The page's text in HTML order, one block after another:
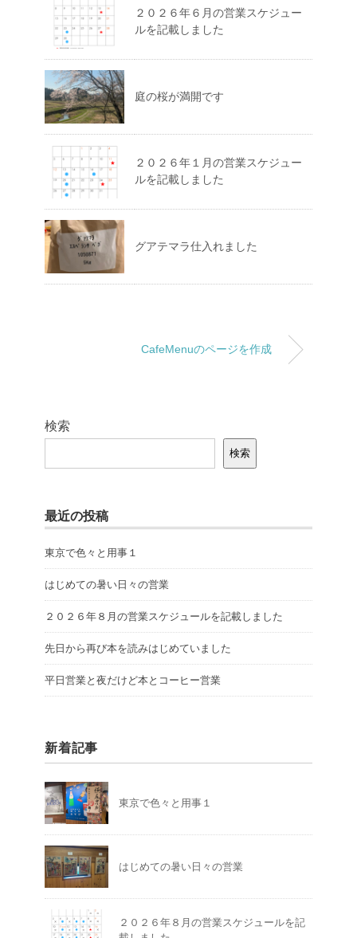
２０２６年６月の営業スケジュー
ルを記載しました
庭の桜が満開です
２０２６年１月の営業スケジュー
ルを記載しました
グアテマラ仕入れました
CafeMenuのページを作成
検索
検索
最近の投稿
東京で色々と用事１
はじめての暑い日々の営業
２０２６年８月の営業スケジュールを記載しました
先日から再び本を読みはじめていました
平日営業と夜だけど本とコーヒー営業
新着記事
東京で色々と用事１
はじめての暑い日々の営業
２０２６年８月の営業スケジュールを記